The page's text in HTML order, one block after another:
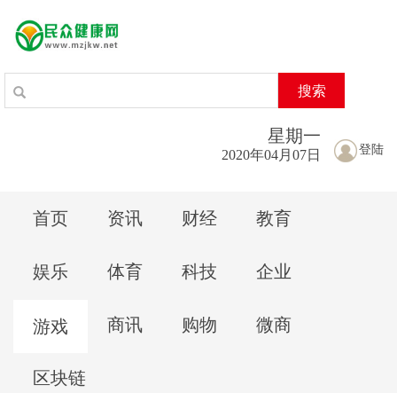
搜索
登陆
星期一
2020年04月07日
首页 资讯 财经 教育
娱乐 体育 科技 企业
游戏 商讯 购物 微商
区块链